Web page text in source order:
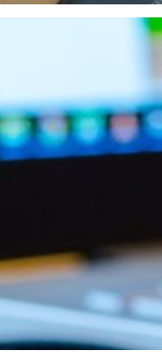
อ SD Card,
องหมายการค้าให้
ชื่อสมาชิก และไม่เ
ออกมาทำการถอด
บมาตรฐาน USB-
ม่แสวงผลกำไรก็ออก
กว่าจะกลับมาเป็นส
USB
งแต่รุ่น 1809
กได้เลย
Safety Remove ก่อ
ากใช้ Windows 10
Remove อีกต่
กได้ทันที (ต้องมั่นใจว่
พียงคุณอัพเดต
คว่าใช้ Windows
days ago